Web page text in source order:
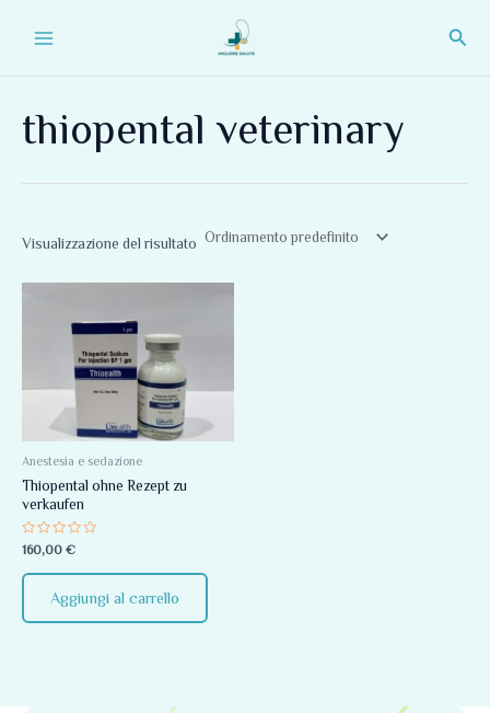
thiopental veterinary
Visualizzazione del risultato
Anestesia e sedazione
Thiopental ohne Rezept zu
verkaufen
Valutato
0
su
5
160,00 €
Aggiungi al carrello